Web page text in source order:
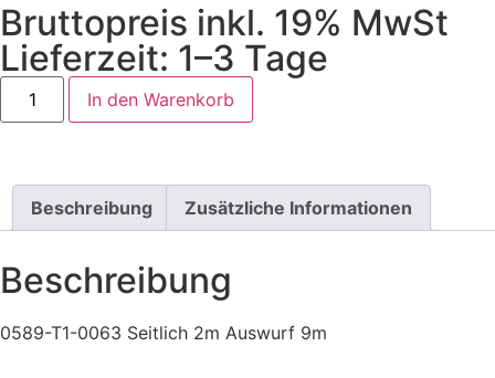
Bruttopreis inkl. 19% MwSt
Lieferzeit: 1–3 Tage
In den Warenkorb
Beschreibung Zusätzliche Informationen
Beschreibung
0589-T1-0063 Seitlich 2m Auswurf 9m